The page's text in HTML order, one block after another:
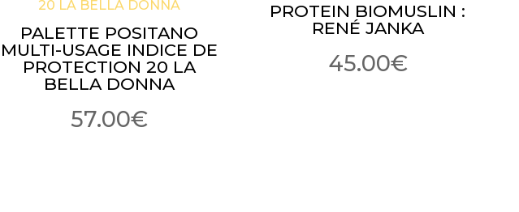
PALETTE POSITANO
MULTI-USAGE INDICE DE
PROTECTION 20 LA
BELLA DONNA
57.00€
PROTEIN BIOMUSLIN :
RENÉ JANKA
45.00€